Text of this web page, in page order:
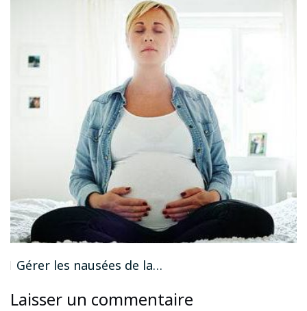
Gérer les nausées de la…
Laisser un commentaire